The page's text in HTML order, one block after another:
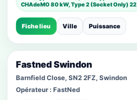
CHAdeMO 80 kW, Type 2 (Socket Only)
Fiche lieu Ville Puissance
Fastned Swindon
Barnfield Close, SN2 2FZ, Swindon
Opérateur : FastNed